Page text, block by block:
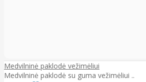
Medvilninė paklodė vežimėliui
Medvilninė paklodė su guma vežimėliui ..